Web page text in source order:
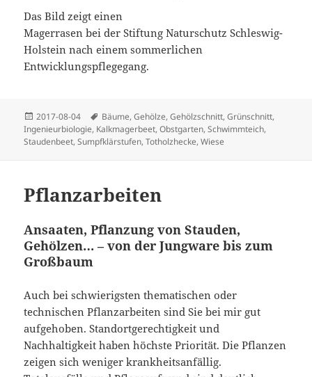
Das Bild zeigt einen
Magerrasen bei der Stiftung Naturschutz Schleswig-
Holstein nach einem sommerlichen
Entwicklungspflegegang.
Veröffentlicht
am
2017-08-04 Schlagwörter
Bäume,Gehölze,Gehölzschnitt,Grünschnitt,
Ingenieurbiologie, Kalkmagerbeet,Obstgarten,Schwimmteich,
Staudenbeet,Sumpfklärstufen,Totholzhecke,Wiese
Pflanzarbeiten
Ansaaten, Pflanzung von Stauden,
Gehölzen… – von der Jungware bis zum
Großbaum
Auch bei schwierigsten thematischen oder
technischen Pflanzarbeiten sind Sie bei mir gut
aufgehoben. Standortgerechtigkeit und
Nachhaltigkeit haben höchste Priorität. Die Pflanzen
zeigen sich weniger krankheitsanfällig.